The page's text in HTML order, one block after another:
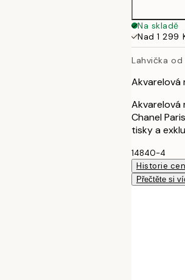
Na skladě
Nad 1 299
Lahvička
Akvarelová
Akvarelová
Chanel
tisky a
14840-4
Historie cen
Přečtěte si